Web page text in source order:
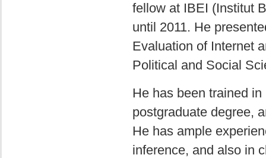
fellow at IBEI (Institut
until 2011. He
Evaluation of Internet
Political and Social
He has been trained
postgraduate degree,
He has ample
inference, and also in